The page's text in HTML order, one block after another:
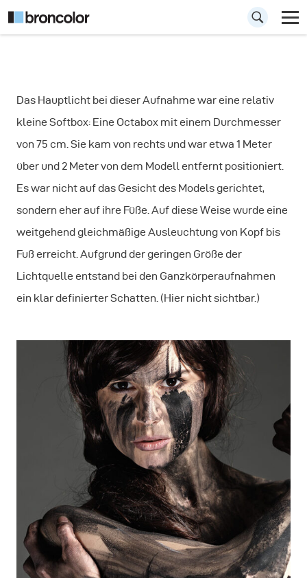
mit einem Beauty
Dish und einer
Octabox
Das Hauptlicht bei dieser Aufnahme war eine relativ
kleine Softbox: Eine Octabox mit einem Durchmesser
von 75 cm. Sie kam von rechts und war etwa 1 Meter
über und 2 Meter von dem Modell entfernt positioniert.
Es war nicht auf das Gesicht des Models gerichtet,
sondern eher auf ihre Füße. Auf diese Weise wurde eine
weitgehend gleichmäßige Ausleuchtung von Kopf bis
Fuß erreicht. Aufgrund der geringen Größe der
Lichtquelle entstand bei den Ganzkörperaufnahmen
ein klar definierter Schatten. (Hier nicht sichtbar.)